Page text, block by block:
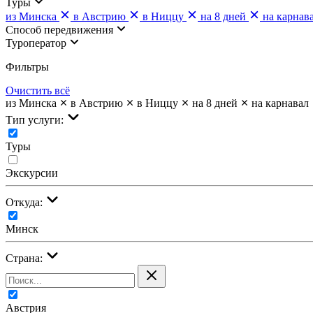
из Минска
в Австрию в Ниццу на 8 дней
на
Cпособ передвижения
Туроператор
Фильтры
Очистить всё
из Минска
в Австрию в Ниццу на 8 дней
на карнавал
Тип услуги:
Туры
Экскурсии
Откуда:
Минск
Страна:
Австрия